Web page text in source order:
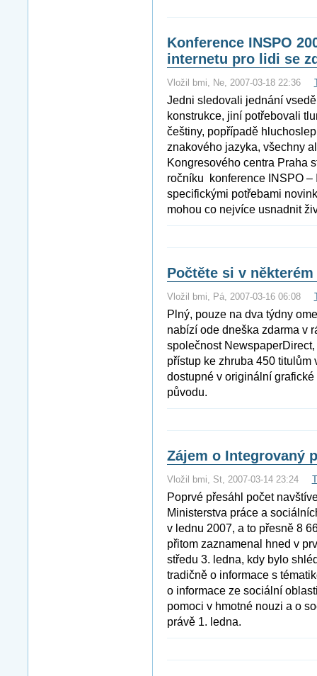
Konference INSPO
internetu pro lidi se
Vložil bmi, Ne, 2007-03-18 22:36
Jedni sledovali jednání
konstrukce, jiní potřebovali
češtiny, popřípadě
znakového jazyka, všechny
Kongresového centra Praha
ročníku konference INSPO –
specifickými potřebami
mohou co nejvíce usnadnit
Počtěte si v
Vložil bmi, Pá, 2007-03-16 06:08
Plný, pouze na dva týdny
nabízí ode dneška zdarma v
společnost
přístup ke zhruba 450
dostupné v originální
původu.
Zájem o Integrovaný
Vložil bmi, St, 2007-03-14 23:24
Poprvé přesáhl počet
Ministerstva práce a
v lednu 2007, a to přesně 8
přitom zaznamenal hned v
středu 3. ledna, kdy bylo
tradičně o informace s
o informace ze sociální
pomoci v hmotné nouzi a o
právě 1. ledna.